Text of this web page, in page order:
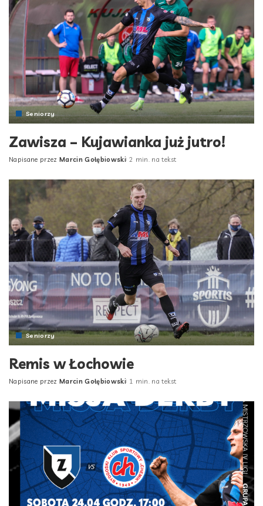
Seniorzy
Zawisza – Kujawianka już jutro!
Posted
Napisane przez Marcin Gołębiowski 2 min. na tekst
Seniorzy
Remis w Łochowie
Posted
Napisane przez Marcin Gołębiowski 1 min. na tekst